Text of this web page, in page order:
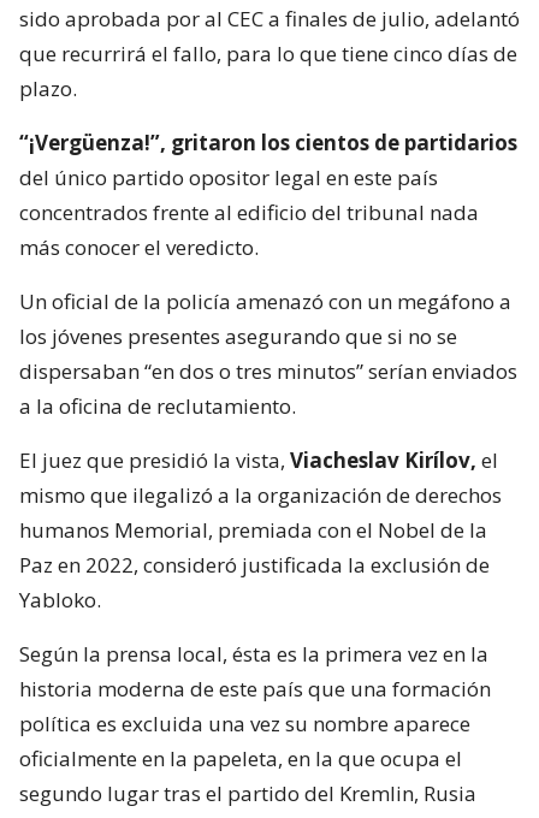
sido aprobada por al CEC a finales de julio, adelantó
que recurrirá el fallo, para lo que tiene cinco días de
plazo.
“¡Vergüenza!”, gritaron los cientos de partidarios
del único partido opositor legal en este país
concentrados frente al edificio del tribunal nada
más conocer el veredicto.
Un oficial de la policía amenazó con un megáfono a
los jóvenes presentes asegurando que si no se
dispersaban “en dos o tres minutos” serían enviados
a la oficina de reclutamiento.
El juez que presidió la vista, Viacheslav Kirílov, el
mismo que ilegalizó a la organización de derechos
humanos Memorial, premiada con el Nobel de la
Paz en 2022, consideró justificada la exclusión de
Yabloko.
Según la prensa local, ésta es la primera vez en la
historia moderna de este país que una formación
política es excluida una vez su nombre aparece
oficialmente en la papeleta, en la que ocupa el
segundo lugar tras el partido del Kremlin, Rusia